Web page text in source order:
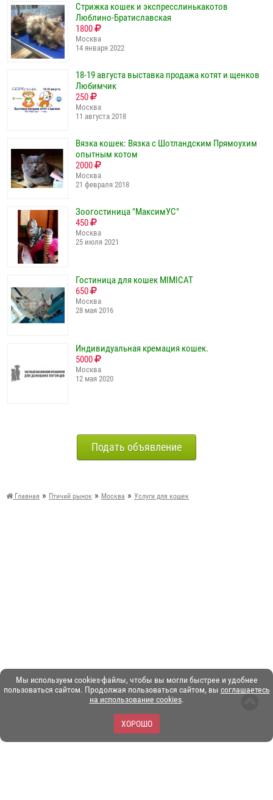
Мы используем cookies-файлы, чтобы вы могли быстрее и удобнее
пользоваться сайтом. Продолжая пользоваться сайтом, вы соглашаетесь
на использование cookies.
ХОРОШО
Стрижка кошек и экспресслинькакотов
Люблино-Братиславская
1800
Москва
14 января 2022
18-19 августа выставка продажа котят и щенков
Любимчик
250
Москва
11 августа 2018
Вязка кошек: Вязка с Шотландским Прямоухим
опытным котом
2000
Москва
21 февраля 2018
Зоогостиница "МаксимУС"
450
Москва
25 июля 2021
Гостиница для кошек MIMICAT
650
Москва
28 мая 2016
Индивидуальная кремация кошек.
5000
Москва
12 мая 2020
Подать объявление
Главная » Птичий рынок » Москва » Услуги для кошек